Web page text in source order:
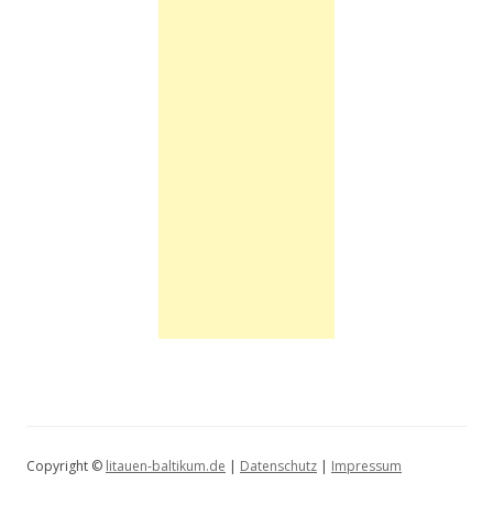
Copyright © litauen-baltikum.de | Datenschutz | Impressum